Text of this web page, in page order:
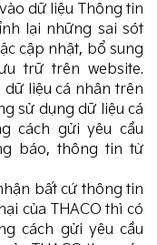
dữ liệu Thông tin
lại những sai sót
cập nhật, bổ sung
trữ trên website.
liệu cá nhân trên
sử dụng dữ liệu cá
cách gửi yêu cầu
báo, thông tin từ
bất cứ thông tin
của THACO thì có
cách gửi yêu cầu